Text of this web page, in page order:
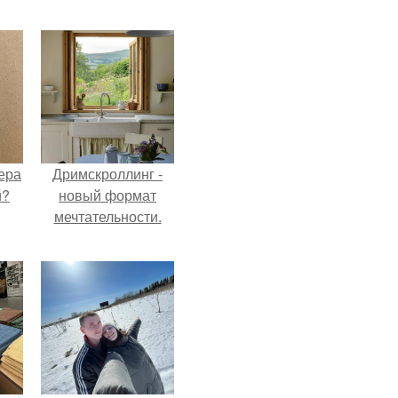
Дримскроллинг -
новый формат
мечтательности.